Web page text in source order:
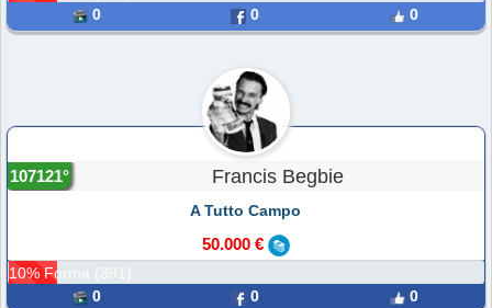
0
0 0
Francis Begbie
107121°
A Tutto Campo
50.000 €
10% Forma (391)
0
0 0